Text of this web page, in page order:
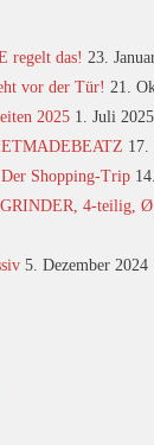
regelt das! 23.
vor der Tür! 21.
2025 1. Juli 2025
17.
Shopping-Trip
4-teilig,
5. Dezember 2024